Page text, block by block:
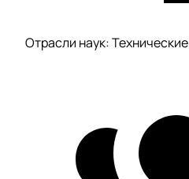
Отрасли наук: Технические